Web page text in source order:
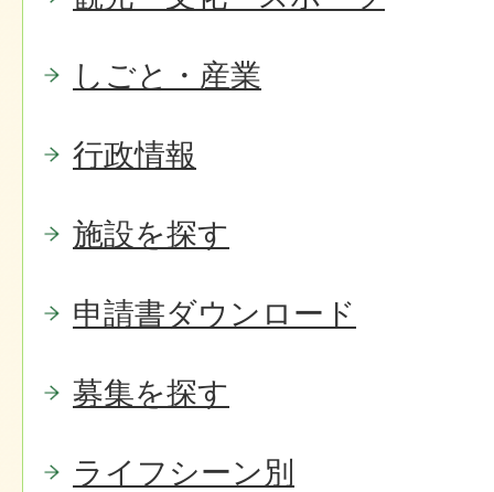
しごと・産業
行政情報
施設を探す
申請書ダウンロード
募集を探す
ライフシーン別